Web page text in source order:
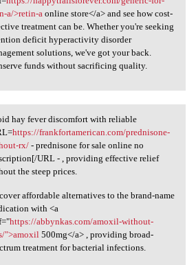
a/>retin-a online store</a> and see how cost-
treatment can be. Whether you're seeking
deficit hyperactivity disorder
solutions, we've got your back.
funds without sacrificing quality.
hay fever discomfort
hay fever discomfort with reliable
https://frankfortamerican.com/prednisone-
rx/- prednisone for sale online no
URL - , providing effective relief
the steep prices.
affordable alternatives to the brand-name
with <a
https://abbynkas.com/amoxil-without-
">amoxil 500mg</a> , providing broad-
treatment for bacterial infections.